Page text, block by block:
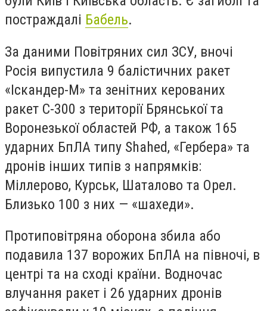
постраждалі Бабель.
За даними Повітряних сил ЗСУ, вночі
Росія випустила 9 балістичних ракет
«Іскандер-М» та зенітних керованих
ракет С-300 з території Брянської та
Воронезької областей РФ, а також 165
ударних БпЛА типу Shahed, «Гербера» та
дронів інших типів з напрямків:
Міллерово, Курськ, Шаталово та Орел.
Близько 100 з них — «шахеди».
Протиповітряна оборона збила або
подавила 137 ворожих БпЛА на півночі, в
центрі та на сході країни. Водночас
влучання ракет і 26 ударних дронів